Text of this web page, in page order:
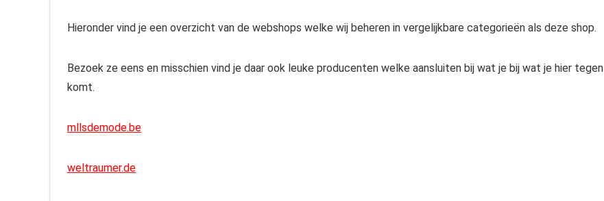
Hieronder vind je een overzicht van de webshops welke wij beheren in vergelijkbare categorieën als deze shop.
Bezoek ze eens en misschien vind je daar ook leuke producenten welke aansluiten bij wat je bij wat je hier tegen
komt.
mllsdemode.be
weltraumer.de